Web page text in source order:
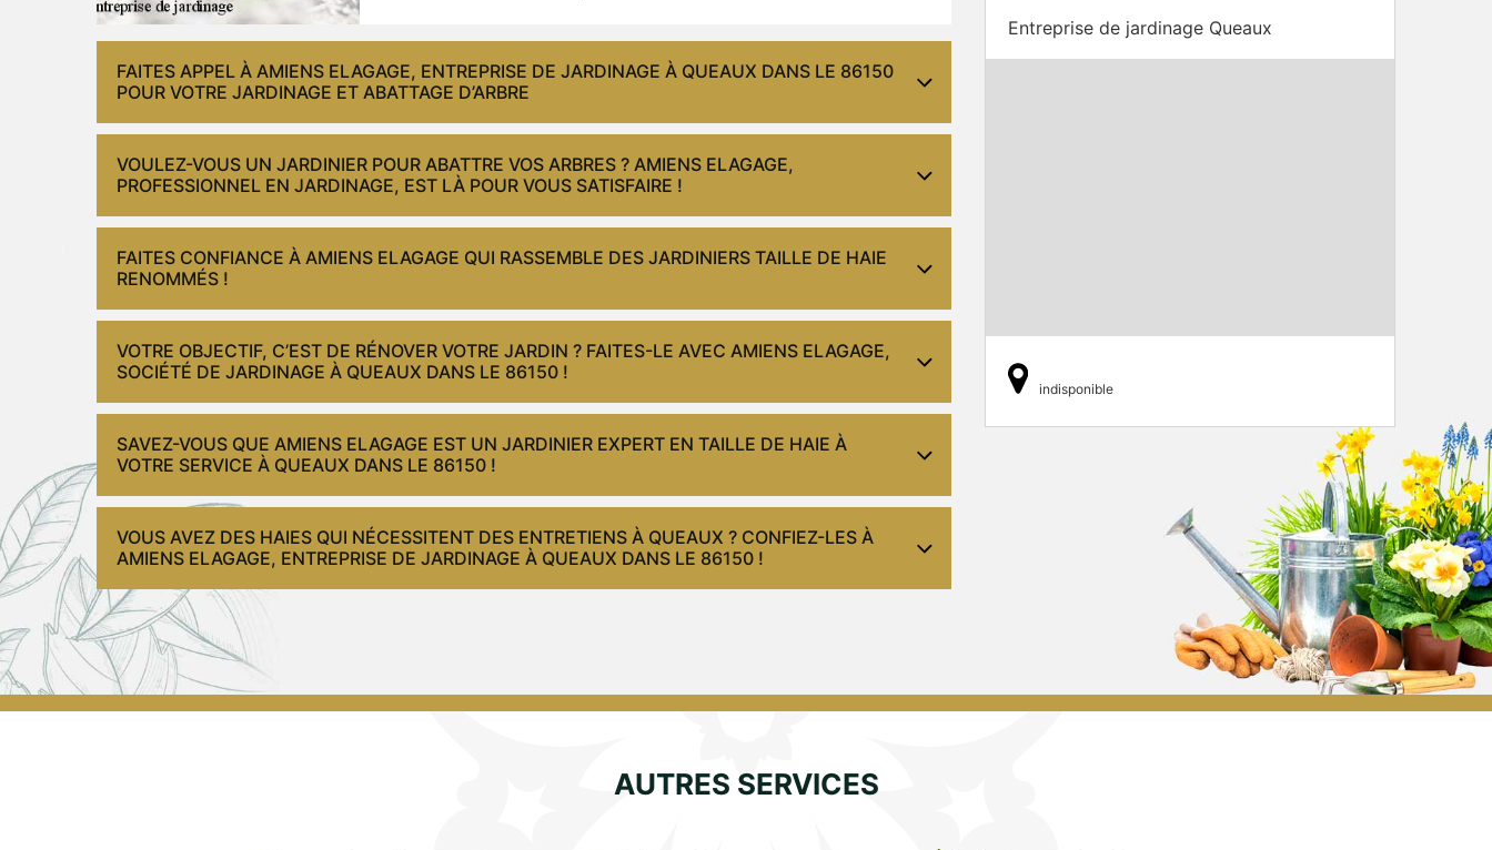
FAITES APPEL À AMIENS ELAGAGE, ENTREPRISE DE JARDINAGE À QUEAUX DANS LE 86150
POUR VOTRE JARDINAGE ET ABATTAGE D’ARBRE
VOULEZ-VOUS UN JARDINIER POUR ABATTRE VOS ARBRES ? AMIENS ELAGAGE,
PROFESSIONNEL EN JARDINAGE, EST LÀ POUR VOUS SATISFAIRE !
FAITES CONFIANCE À AMIENS ELAGAGE QUI RASSEMBLE DES JARDINIERS TAILLE DE HAIE
RENOMMÉS !
VOTRE OBJECTIF, C’EST DE RÉNOVER VOTRE JARDIN ? FAITES-LE AVEC AMIENS ELAGAGE,
SOCIÉTÉ DE JARDINAGE À QUEAUX DANS LE 86150 !
SAVEZ-VOUS QUE AMIENS ELAGAGE EST UN JARDINIER EXPERT EN TAILLE DE HAIE À
VOTRE SERVICE À QUEAUX DANS LE 86150 !
VOUS AVEZ DES HAIES QUI NÉCESSITENT DES ENTRETIENS À QUEAUX ? CONFIEZ-LES À
AMIENS ELAGAGE, ENTREPRISE DE JARDINAGE À QUEAUX DANS LE 86150 !
Entreprise de jardinage Queaux
indisponible
AUTRES SERVICES